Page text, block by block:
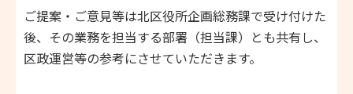
ご提案・ご意見等は北区役所企画総務課で受け付けた
後、その業務を担当する部署（担当課）とも共有し、
区政運営等の参考にさせていただきます。